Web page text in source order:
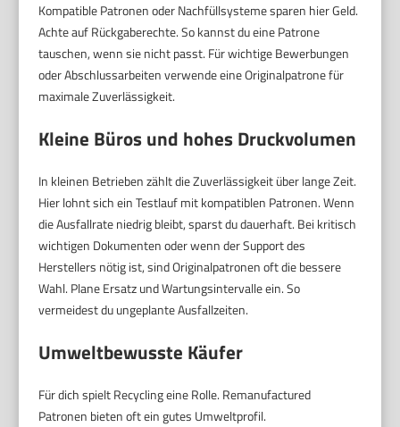
Kompatible Patronen oder Nachfüllsysteme sparen hier Geld.
Achte auf Rückgaberechte. So kannst du eine Patrone
tauschen, wenn sie nicht passt. Für wichtige Bewerbungen
oder Abschlussarbeiten verwende eine Originalpatrone für
maximale Zuverlässigkeit.
Kleine Büros und hohes Druckvolumen
In kleinen Betrieben zählt die Zuverlässigkeit über lange Zeit.
Hier lohnt sich ein Testlauf mit kompatiblen Patronen. Wenn
die Ausfallrate niedrig bleibt, sparst du dauerhaft. Bei kritisch
wichtigen Dokumenten oder wenn der Support des
Herstellers nötig ist, sind Originalpatronen oft die bessere
Wahl. Plane Ersatz und Wartungsintervalle ein. So
vermeidest du ungeplante Ausfallzeiten.
Umweltbewusste Käufer
Für dich spielt Recycling eine Rolle. Remanufactured
Patronen bieten oft ein gutes Umweltprofil.